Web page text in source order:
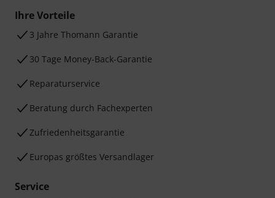
Ihre Vorteile
3 Jahre Thomann Garantie
30 Tage Money-Back-Garantie
Reparaturservice
Beratung durch Fachexperten
Zufriedenheitsgarantie
Europas größtes Versandlager
Service